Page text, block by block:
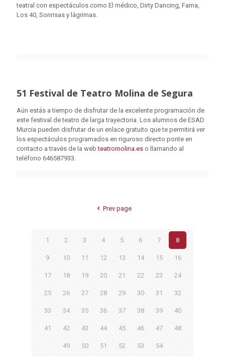
teatral con espectáculos como El médico, Dirty Dancing, Fama,
Los 40, Sonrisas y lágrimas.
51 Festival de Teatro Molina de Segura
Aún estás a tiempo de disfrutar de la excelente programación de
este festival de teatro de larga trayectoria. Los alumnos de ESAD
Murcia pueden disfrutar de un enlace gratuito que te permitirá ver
los espectáculos programados en riguroso directo ponte en
contacto a través de la webteatromolina.es o llamando al
teléfono 646587933.
Prev page
1 2 3 4 5 6 7 8
9 10 11 12 13 14 15 16
17 18 19 20 21 22 23 24
25 26 27 28 29 30 31 32
33 34 35 36 37 38 39 40
41 42 43 44 45 46 47 48
49 50 51 52 53 54